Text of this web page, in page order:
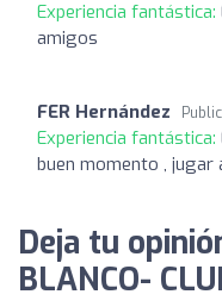
Experiencia fantástica:
amigos
FER Hernández
Experiencia fantástica:
buen momento ,
Deja tu
BLANCO-